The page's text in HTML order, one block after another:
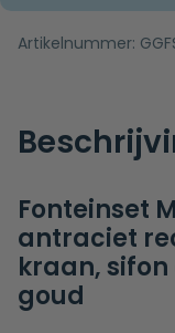
Artikelnummer:
Fonteinset
antraciet
kraan,
goud